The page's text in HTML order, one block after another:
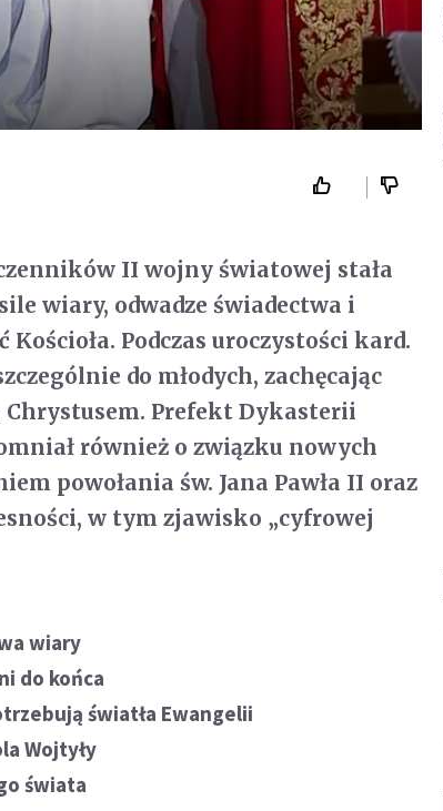
II wojny światowej stała
wiary, odwadze świadectwa i
Podczas uroczystości kard.
do młodych, zachęcając
Chrystusem. Prefekt Dykasterii
również o związku nowych
powołania św. Jana Pawła II oraz
w tym zjawisko „cyfrowej
wiary
do końca
światła Ewangelii
Wojtyły
świata